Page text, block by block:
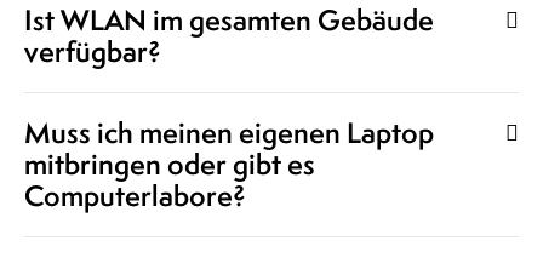
Ist WLAN im gesamten Gebäude
verfügbar?
Muss ich meinen eigenen Laptop
mitbringen oder gibt es
Computerlabore?